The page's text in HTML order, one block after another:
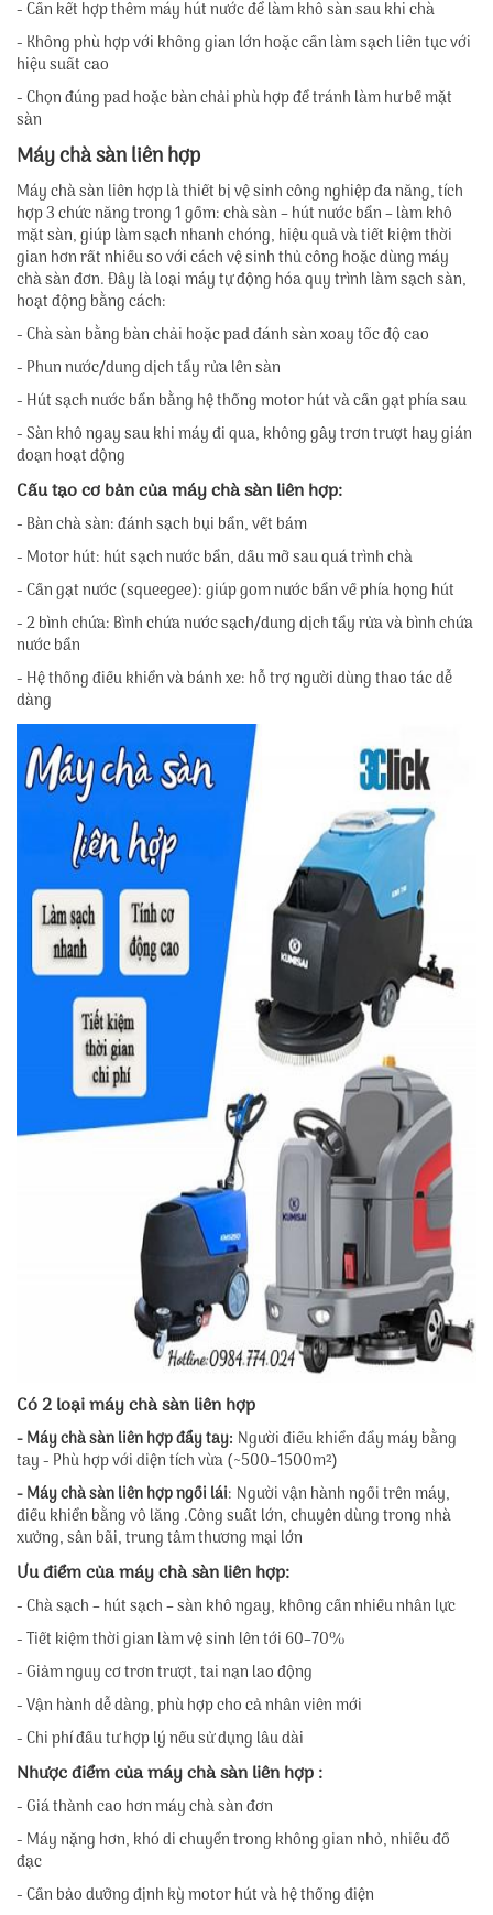
- Cần kết hợp thêm máy hút nước để làm khô sàn sau khi chà
- Không phù hợp với không gian lớn hoặc cần làm sạch liên tục với
hiệu suất cao
- Chọn đúng pad hoặc bàn chải phù hợp để tránh làm hư bề mặt
sàn
Máy chà sàn liên hợp
Máy chà sàn liên hợp là thiết bị vệ sinh công nghiệp đa năng, tích
hợp 3 chức năng trong 1 gồm: chà sàn – hút nước bẩn – làm khô
mặt sàn, giúp làm sạch nhanh chóng, hiệu quả và tiết kiệm thời
gian hơn rất nhiều so với cách vệ sinh thủ công hoặc dùng máy
chà sàn đơn. Đây là loại máy tự động hóa quy trình làm sạch sàn,
hoạt động bằng cách:
- Chà sàn bằng bàn chải hoặc pad đánh sàn xoay tốc độ cao
- Phun nước/dung dịch tẩy rửa lên sàn
- Hút sạch nước bẩn bằng hệ thống motor hút và cần gạt phía sau
- Sàn khô ngay sau khi máy đi qua, không gây trơn trượt hay gián
đoạn hoạt động
Cấu tạo cơ bản của máy chà sàn liên hợp:
- Bàn chà sàn: đánh sạch bụi bẩn, vết bám
- Motor hút: hút sạch nước bẩn, dầu mỡ sau quá trình chà
- Cần gạt nước (squeegee): giúp gom nước bẩn về phía họng hút
- 2 bình chứa: Bình chứa nước sạch/dung dịch tẩy rửa và bình chứa
nước bẩn
- Hệ thống điều khiển và bánh xe: hỗ trợ người dùng thao tác dễ
dàng
Có 2 loại máy chà sàn liên hợp
- Máy chà sàn liên hợp đẩy tay: Người điều khiển đẩy máy bằng
tay - Phù hợp với diện tích vừa (~500–1500m²)
- Máy chà sàn liên hợp ngồi lái: Người vận hành ngồi trên máy,
điều khiển bằng vô lăng .Công suất lớn, chuyên dùng trong nhà
xưởng, sân bãi, trung tâm thương mại lớn
Ưu điểm của máy chà sàn liên hợp:
- Chà sạch – hút sạch – sàn khô ngay, không cần nhiều nhân lực
- Tiết kiệm thời gian làm vệ sinh lên tới 60–70%
- Giảm nguy cơ trơn trượt, tai nạn lao động
- Vận hành dễ dàng, phù hợp cho cả nhân viên mới
- Chi phí đầu tư hợp lý nếu sử dụng lâu dài
Nhược điểm của máy chà sàn liên hợp :
- Giá thành cao hơn máy chà sàn đơn
- Máy nặng hơn, khó di chuyển trong không gian nhỏ, nhiều đồ
đạc
- Cần bảo dưỡng định kỳ motor hút và hệ thống điện